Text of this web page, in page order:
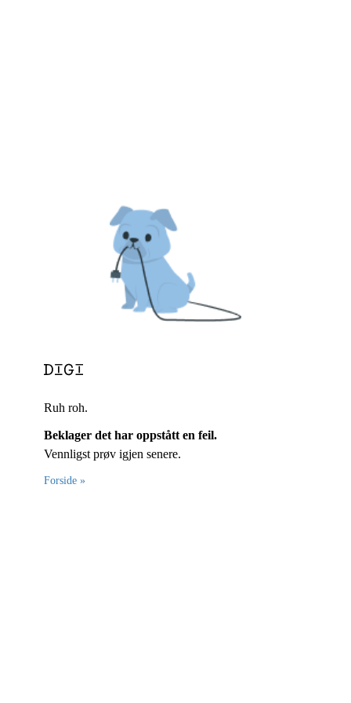
Ruh roh.
Beklager det har oppstått en feil.
Vennligst prøv igjen senere.
Forside »